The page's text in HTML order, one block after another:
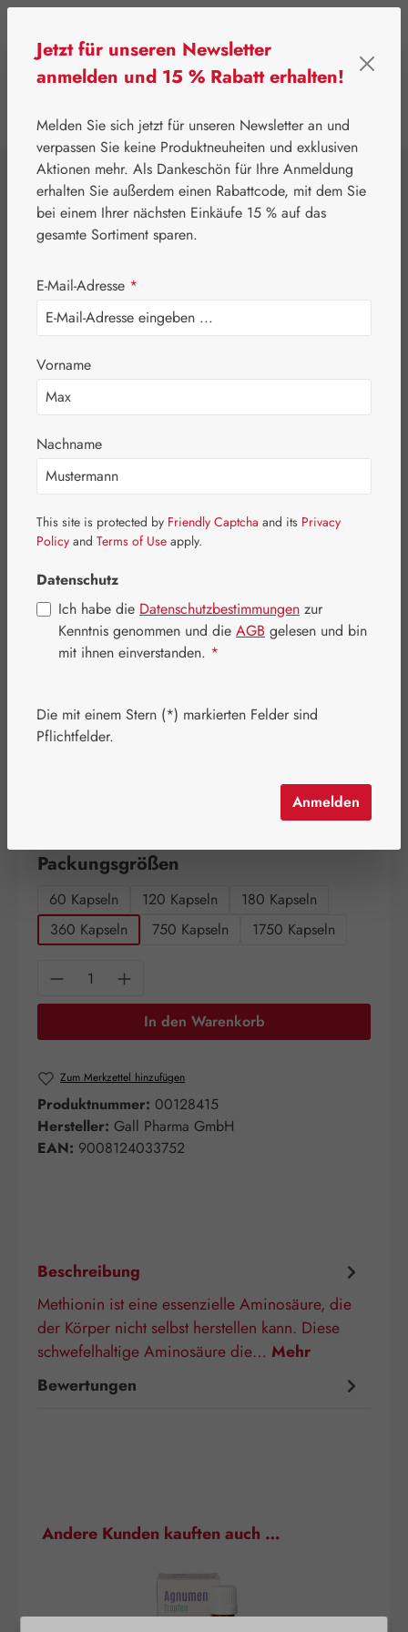
⌂ Gall Pharma Aminosäuren
Methionin 500 mg
GPH Kapseln
Bildergalerie überspringen
Regulärer Preis:
133,70 €
Inhalt:0.214 Kilogramm
Packungsgrößen
60 Kapseln 120 Kapseln
180 Kapseln
360 Kapseln
750 Kapseln 1750 Kapseln
Produkt Anzahl: Gib den gewünschten
In den Warenkorb
Zum Merkzettel hinzufügen
Produktnummer: 00128415
Hersteller: Gall Pharma GmbH
EAN: 9008124033752
Beschreibung
Methionin ist eine essenzielle Aminosäure, die
der Körper nicht selbst herstellen kann. Diese
schwefelhaltige Aminosäure die… Mehr
Bewertungen
Produktgalerie überspringen
Andere Kunden kauften auch …
Jetzt für unseren Newsletter
anmelden und 15 % Rabatt erhalten!
Melden Sie sich jetzt für unseren Newsletter an und
verpassen Sie keine Produktneuheiten und exklusiven
Aktionen mehr. Als Dankeschön für Ihre Anmeldung
erhalten Sie außerdem einen Rabattcode, mit dem Sie
bei einem Ihrer nächsten Einkäufe 15 % auf das
gesamte Sortiment sparen.
E-Mail-Adresse *
Vorname
Nachname
This site is protected by Friendly Captcha and its Privacy
Policy and Terms of Use apply.
Datenschutz
Ich habe die Datenschutzbestimmungen zur
Kenntnis genommen und die AGB gelesen und bin
mit ihnen einverstanden. *
Die mit einem Stern (*) markierten Felder sind
Pflichtfelder.
Anmelden